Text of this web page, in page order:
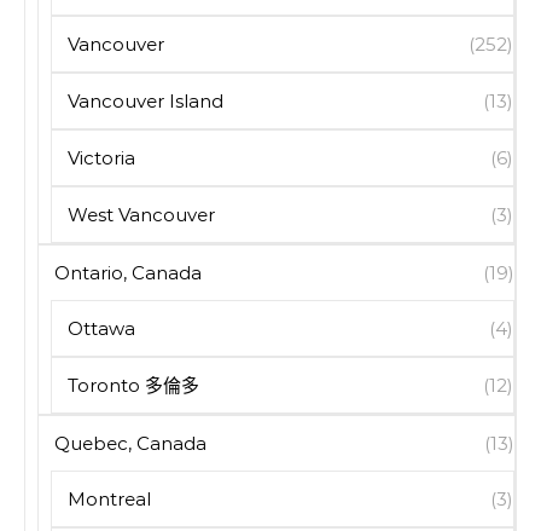
Vancouver (252)
Vancouver Island (13)
Victoria (6)
West Vancouver (3)
Ontario, Canada (19)
Ottawa (4)
Toronto 多倫多 (12)
Quebec, Canada (13)
Montreal (3)